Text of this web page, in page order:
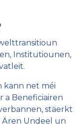
Institutiounen,
kann net méi
a Beneficiairen
stäerkt
Ären Undeel un